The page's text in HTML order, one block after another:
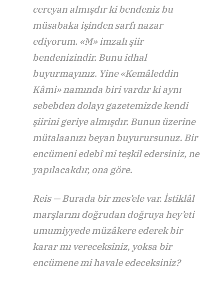
cereyan almışdır ki bendeniz bu
müsabaka işinden sarfı nazar
ediyorum. «M» imzalı şiir
bendenizindir. Bunu idhal
buyurmayınız. Yine «Kemâleddin
Kâmi» namında biri vardır ki aynı
sebebden dolayı gazetemizde kendi
şiirini geriye almışdır. Bunun üzerine
mütalaanızı beyan buyurursunuz. Bir
encümeni edebî mi teşkil edersiniz, ne
yapılacakdır, ona göre.
Reis — Burada bir mes’ele var. İstiklâl
marşlarını doğrudan doğruya hey’eti
umumiyyede müzâkere ederek bir
karar mı vereceksiniz, yoksa bir
encümene mi havale edeceksiniz?